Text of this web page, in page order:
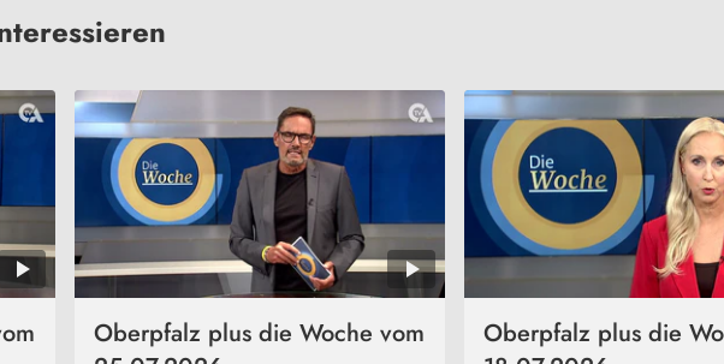
Oberpfalz plus die Woche vom
Oberpfalz plus die